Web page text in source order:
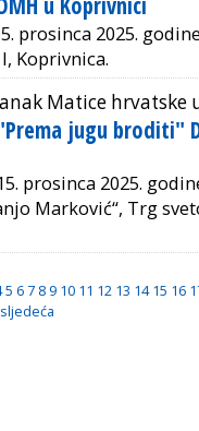
prosinca 2025.
Koprivnica.
Matice hrvatske
jugu broditi"
prosinca 2025.
Marković“, Trg
5 6 7 8 9 10 11 12 13 14 15 16
sljedeća